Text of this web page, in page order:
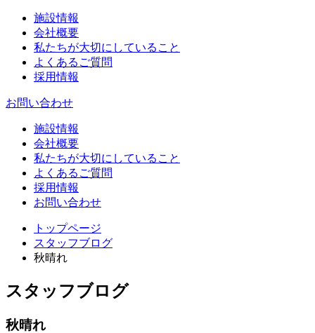
施設情報
会社概要
私たちが大切にしていること
よくあるご質問
採用情報
お問い合わせ
施設情報
会社概要
私たちが大切にしていること
よくあるご質問
採用情報
お問い合わせ
トップページ
スタッフブログ
秋晴れ
スタッフブログ
秋晴れ